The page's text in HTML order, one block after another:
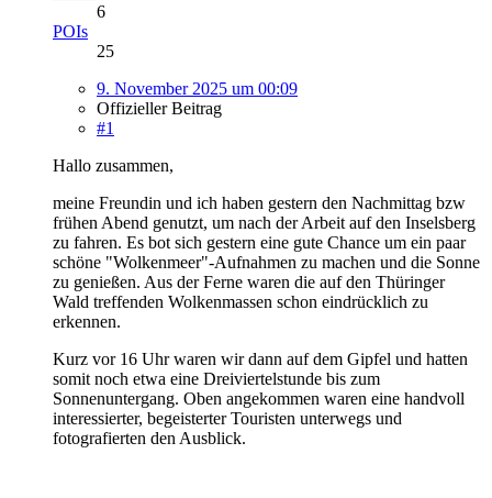
6
POIs
25
9. November 2025 um 00:09
Offizieller Beitrag
#1
Hallo zusammen,
meine Freundin und ich haben gestern den Nachmittag bzw
frühen Abend genutzt, um nach der Arbeit auf den Inselsberg
zu fahren. Es bot sich gestern eine gute Chance um ein paar
schöne "Wolkenmeer"-Aufnahmen zu machen und die Sonne
zu genießen. Aus der Ferne waren die auf den Thüringer
Wald treffenden Wolkenmassen schon eindrücklich zu
erkennen.
Kurz vor 16 Uhr waren wir dann auf dem Gipfel und hatten
somit noch etwa eine Dreiviertelstunde bis zum
Sonnenuntergang. Oben angekommen waren eine handvoll
interessierter, begeisterter Touristen unterwegs und
fotografierten den Ausblick.